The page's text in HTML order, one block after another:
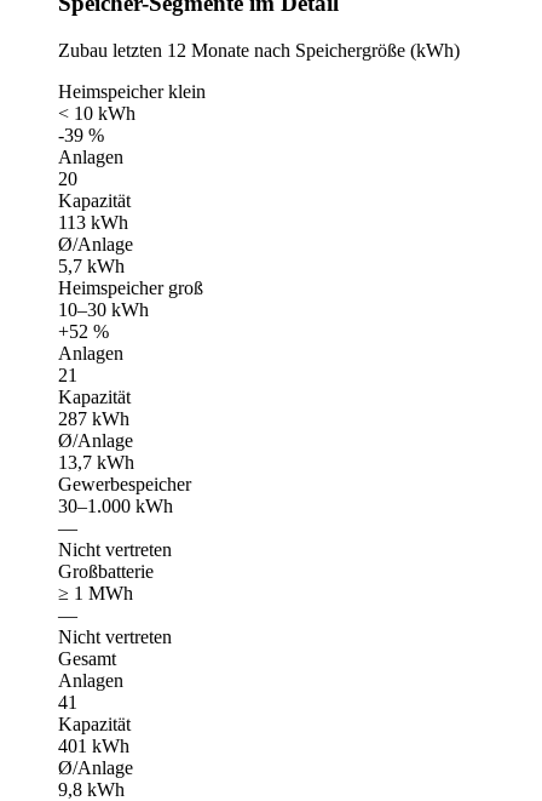
Zubau letzten 12 Monate nach Speichergröße (kWh)
Heimspeicher klein
< 10 kWh
-39 %
Anlagen
20
Kapazität
113 kWh
Ø/Anlage
5,7 kWh
Heimspeicher groß
10–30 kWh
+52 %
Anlagen
21
Kapazität
287 kWh
Ø/Anlage
13,7 kWh
Gewerbespeicher
30–1.000 kWh
—
Nicht vertreten
Großbatterie
≥ 1 MWh
—
Nicht vertreten
Gesamt
Anlagen
41
Kapazität
401 kWh
Ø/Anlage
9,8 kWh